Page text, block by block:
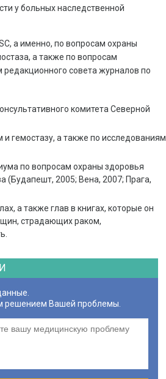
у больных наследственной
а именно, по вопросам охраны
а также по вопросам
редакционного совета журналов по
комитета Северной
гемостазу, а также по исследованиям
по вопросам охраны здоровья
2005; Вена, 2007; Прага,
а также глав в книгах, которые он
страдающих раком,
решением Вашей проблемы.